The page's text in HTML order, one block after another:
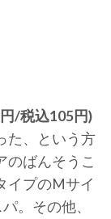
/税込105円)
た、という方
のばんそうこ
イプのMサイ
。その他、